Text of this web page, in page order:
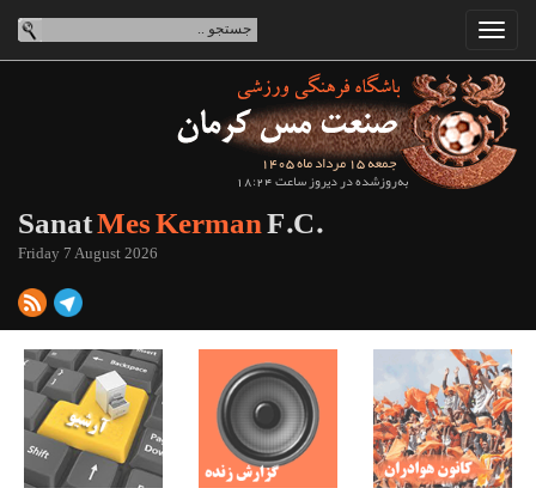
جمعه 15 مرداد ماه 1405
به‌روزشده در دیروز ساعت 18:24
SanatMes KermanF.C.
Friday 7 August 2026